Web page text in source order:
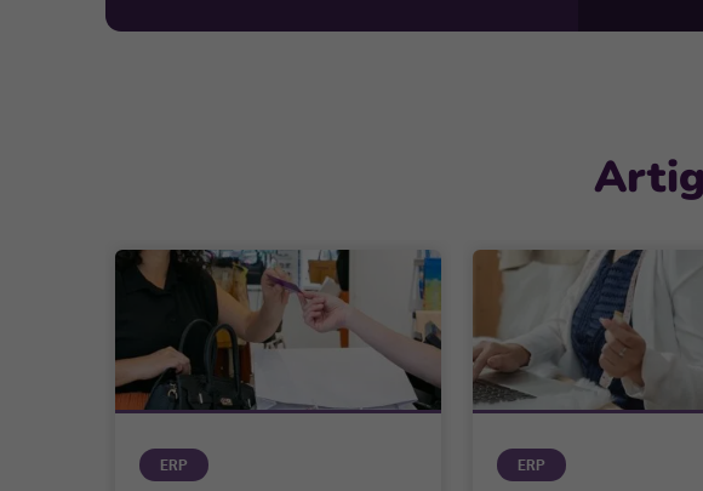
ERP ERP